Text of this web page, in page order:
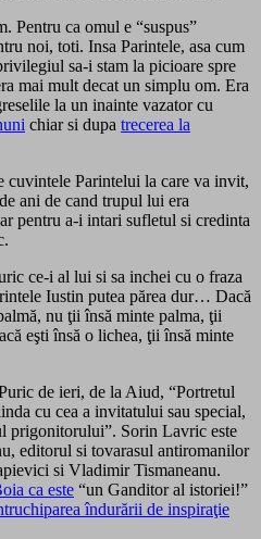
Pentru ca omul e “suspus”
noi, toti. Insa Parintele, asa cum
sa-i stam la picioare spre
mai mult decat un simplu om. Era
la un inainte vazator cu
chiar si dupa trecerea la
cuvintele Parintelui la care va invit,
ani de cand trupul lui era
pentru a-i intari sufletul si credinta
ce-i al lui si sa inchei cu o fraza
Iustin putea părea dur… Dacă
nu ţii însă minte palma, ţii
eşti însă o lichea, ţii însă minte
de ieri, de la Aiud, “Portretul
cu cea a invitatului sau special,
prigonitorului”. Sorin Lavric este
editorul si tovarasul antiromanilor
si Vladimir Tismaneanu.
ca este “un Ganditor al istoriei!”
îndurării de inspiraţie